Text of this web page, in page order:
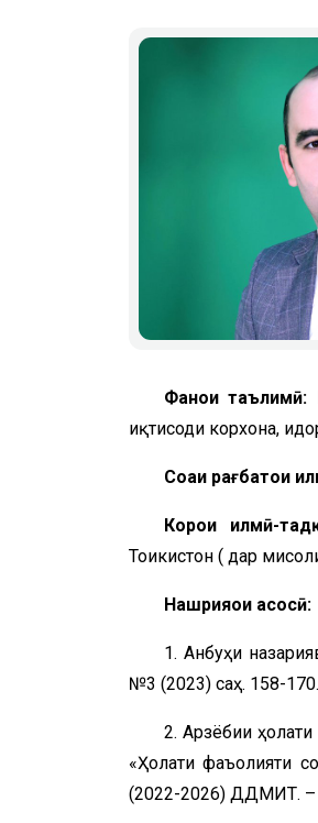
Фанҳои таълимӣ:
иқтисоди корхона,
Соҳаи рағбатҳои
Корҳои илмӣ-
Тоҷикистон ( дар
Нашрияҳои асосӣ:
1. Анбуҳи
№3 (2023) саҳ. 158-170.
2. Арзёбии
«Ҳолати фаъолияти
(2022-2026) ДДМИТ. –